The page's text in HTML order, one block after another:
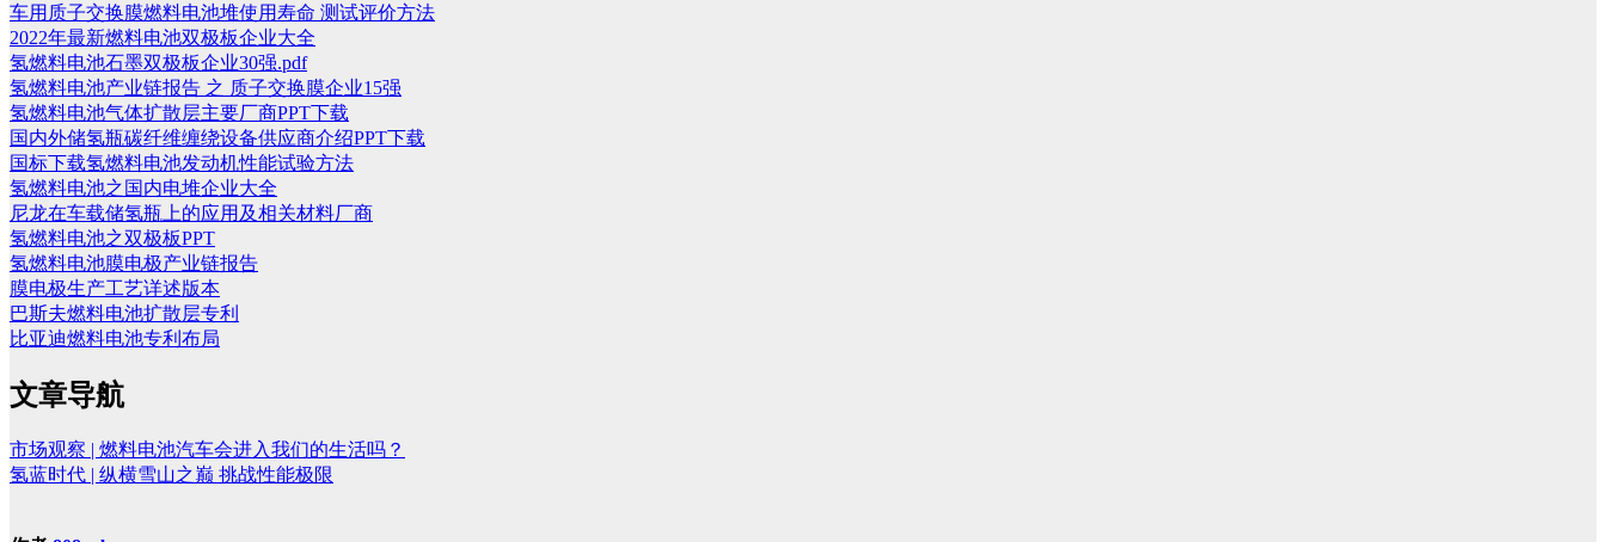
车用质子交换膜燃料电池堆使用寿命 测试评价方法
2022年最新燃料电池双极板企业大全
氢燃料电池石墨双极板企业30强.pdf
氢燃料电池产业链报告 之 质子交换膜企业15强
氢燃料电池气体扩散层主要厂商PPT下载
国内外储氢瓶碳纤维缠绕设备供应商介绍PPT下载
国标下载氢燃料电池发动机性能试验方法
氢燃料电池之国内电堆企业大全
尼龙在车载储氢瓶上的应用及相关材料厂商
氢燃料电池之双极板PPT
氢燃料电池膜电极产业链报告
膜电极生产工艺详述版本
巴斯夫燃料电池扩散层专利
比亚迪燃料电池专利布局
文章导航
市场观察 | 燃料电池汽车会进入我们的生活吗？
氢蓝时代 | 纵横雪山之巅 挑战性能极限